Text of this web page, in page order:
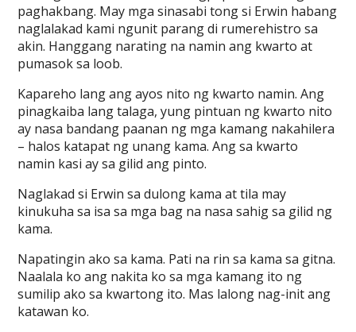
paghakbang. May mga sinasabi tong si Erwin habang
naglalakad kami ngunit parang di rumerehistro sa
akin. Hanggang narating na namin ang kwarto at
pumasok sa loob.
Kapareho lang ang ayos nito ng kwarto namin. Ang
pinagkaiba lang talaga, yung pintuan ng kwarto nito
ay nasa bandang paanan ng mga kamang nakahilera
– halos katapat ng unang kama. Ang sa kwarto
namin kasi ay sa gilid ang pinto.
Naglakad si Erwin sa dulong kama at tila may
kinukuha sa isa sa mga bag na nasa sahig sa gilid ng
kama.
Napatingin ako sa kama. Pati na rin sa kama sa gitna.
Naalala ko ang nakita ko sa mga kamang ito ng
sumilip ako sa kwartong ito. Mas lalong nag-init ang
katawan ko.